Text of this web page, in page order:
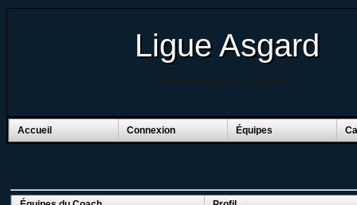
Ligue Asgard
Du BloodBowl pour les Coachs pas frileux !
Accueil Connexion Équipes